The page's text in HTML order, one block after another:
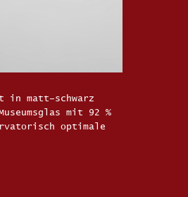
in matt–schwarz
mit 92 %
optimale